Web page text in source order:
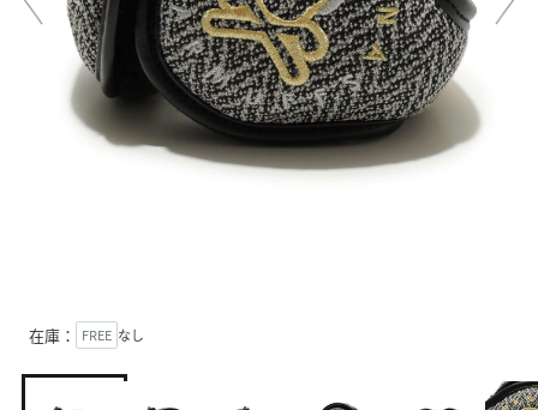
在庫： FREE なし